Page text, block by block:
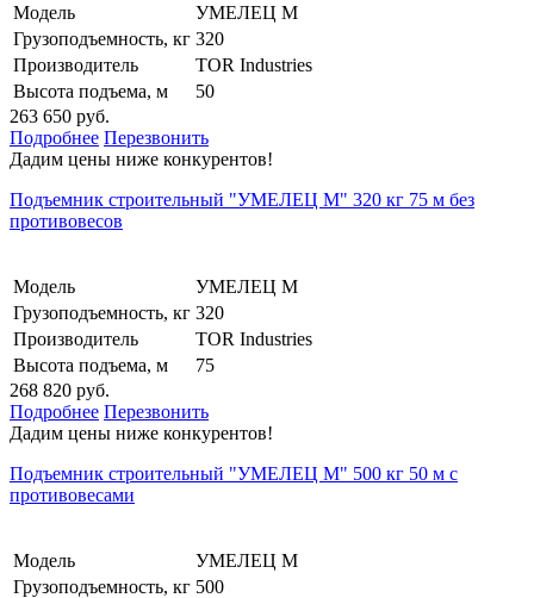
Модель
УМЕЛЕЦ М
Грузоподъемность, кг 320
Производитель
TOR Industries
Высота подъема, м
50
263 650 руб.
Подробнее Перезвонить
Дадим цены ниже конкурентов!
Подъемник строительный "УМЕЛЕЦ М" 320 кг 75 м без
противовесов
Модель
УМЕЛЕЦ М
Грузоподъемность, кг 320
Производитель
TOR Industries
Высота подъема, м
75
268 820 руб.
Подробнее Перезвонить
Дадим цены ниже конкурентов!
Подъемник строительный "УМЕЛЕЦ М" 500 кг 50 м с
противовесами
Модель
УМЕЛЕЦ М
Грузоподъемность, кг 500